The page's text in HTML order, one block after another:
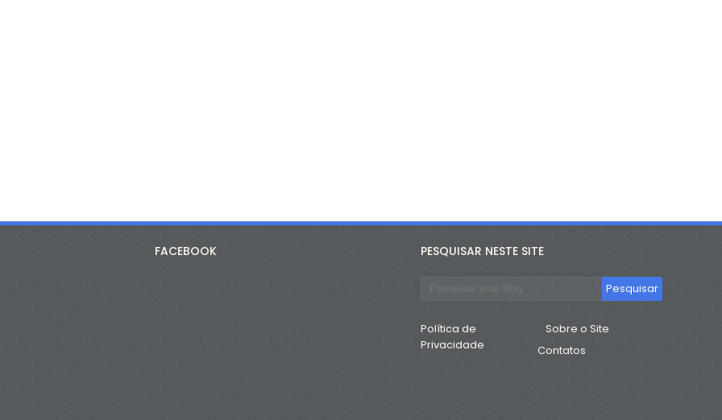
FACEBOOK PESQUISAR NESTE SITE
Política de
Privacidade
Sobre o Site
Contatos